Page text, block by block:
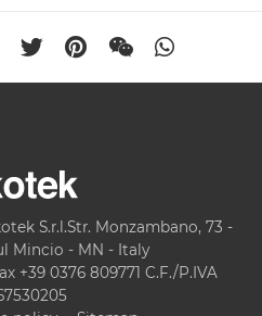
S.r.l.Str. Monzambano, 73 -
Mincio - MN - Italy
+39 0376 809771 C.F./P.IVA